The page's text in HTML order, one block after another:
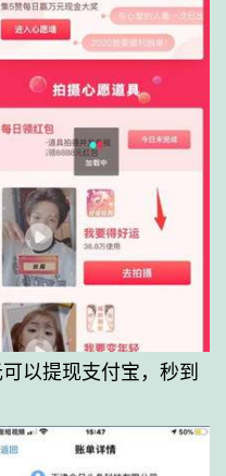
以提现支付宝，秒到